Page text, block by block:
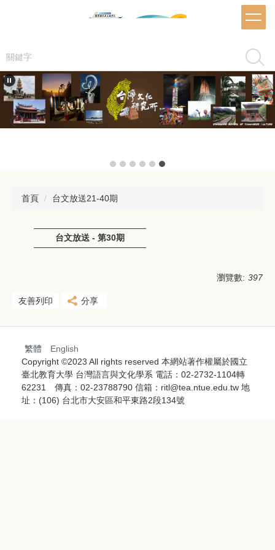
內
容
區
搜尋
首頁 台文放送21-40期
台文放送 - 第30期
瀏覽數: 397
友善列印 分享
繁體
English
Copyright ©2023 All rights reserved 本網站著作權屬於國立
臺北教育大學 台灣語言與文化學系 電話：02-2732-1104轉
62231 傳真：02-23788790 信箱：ritl@tea.ntue.edu.tw 地
址：(106) 台北市大安區和平東路2段134號